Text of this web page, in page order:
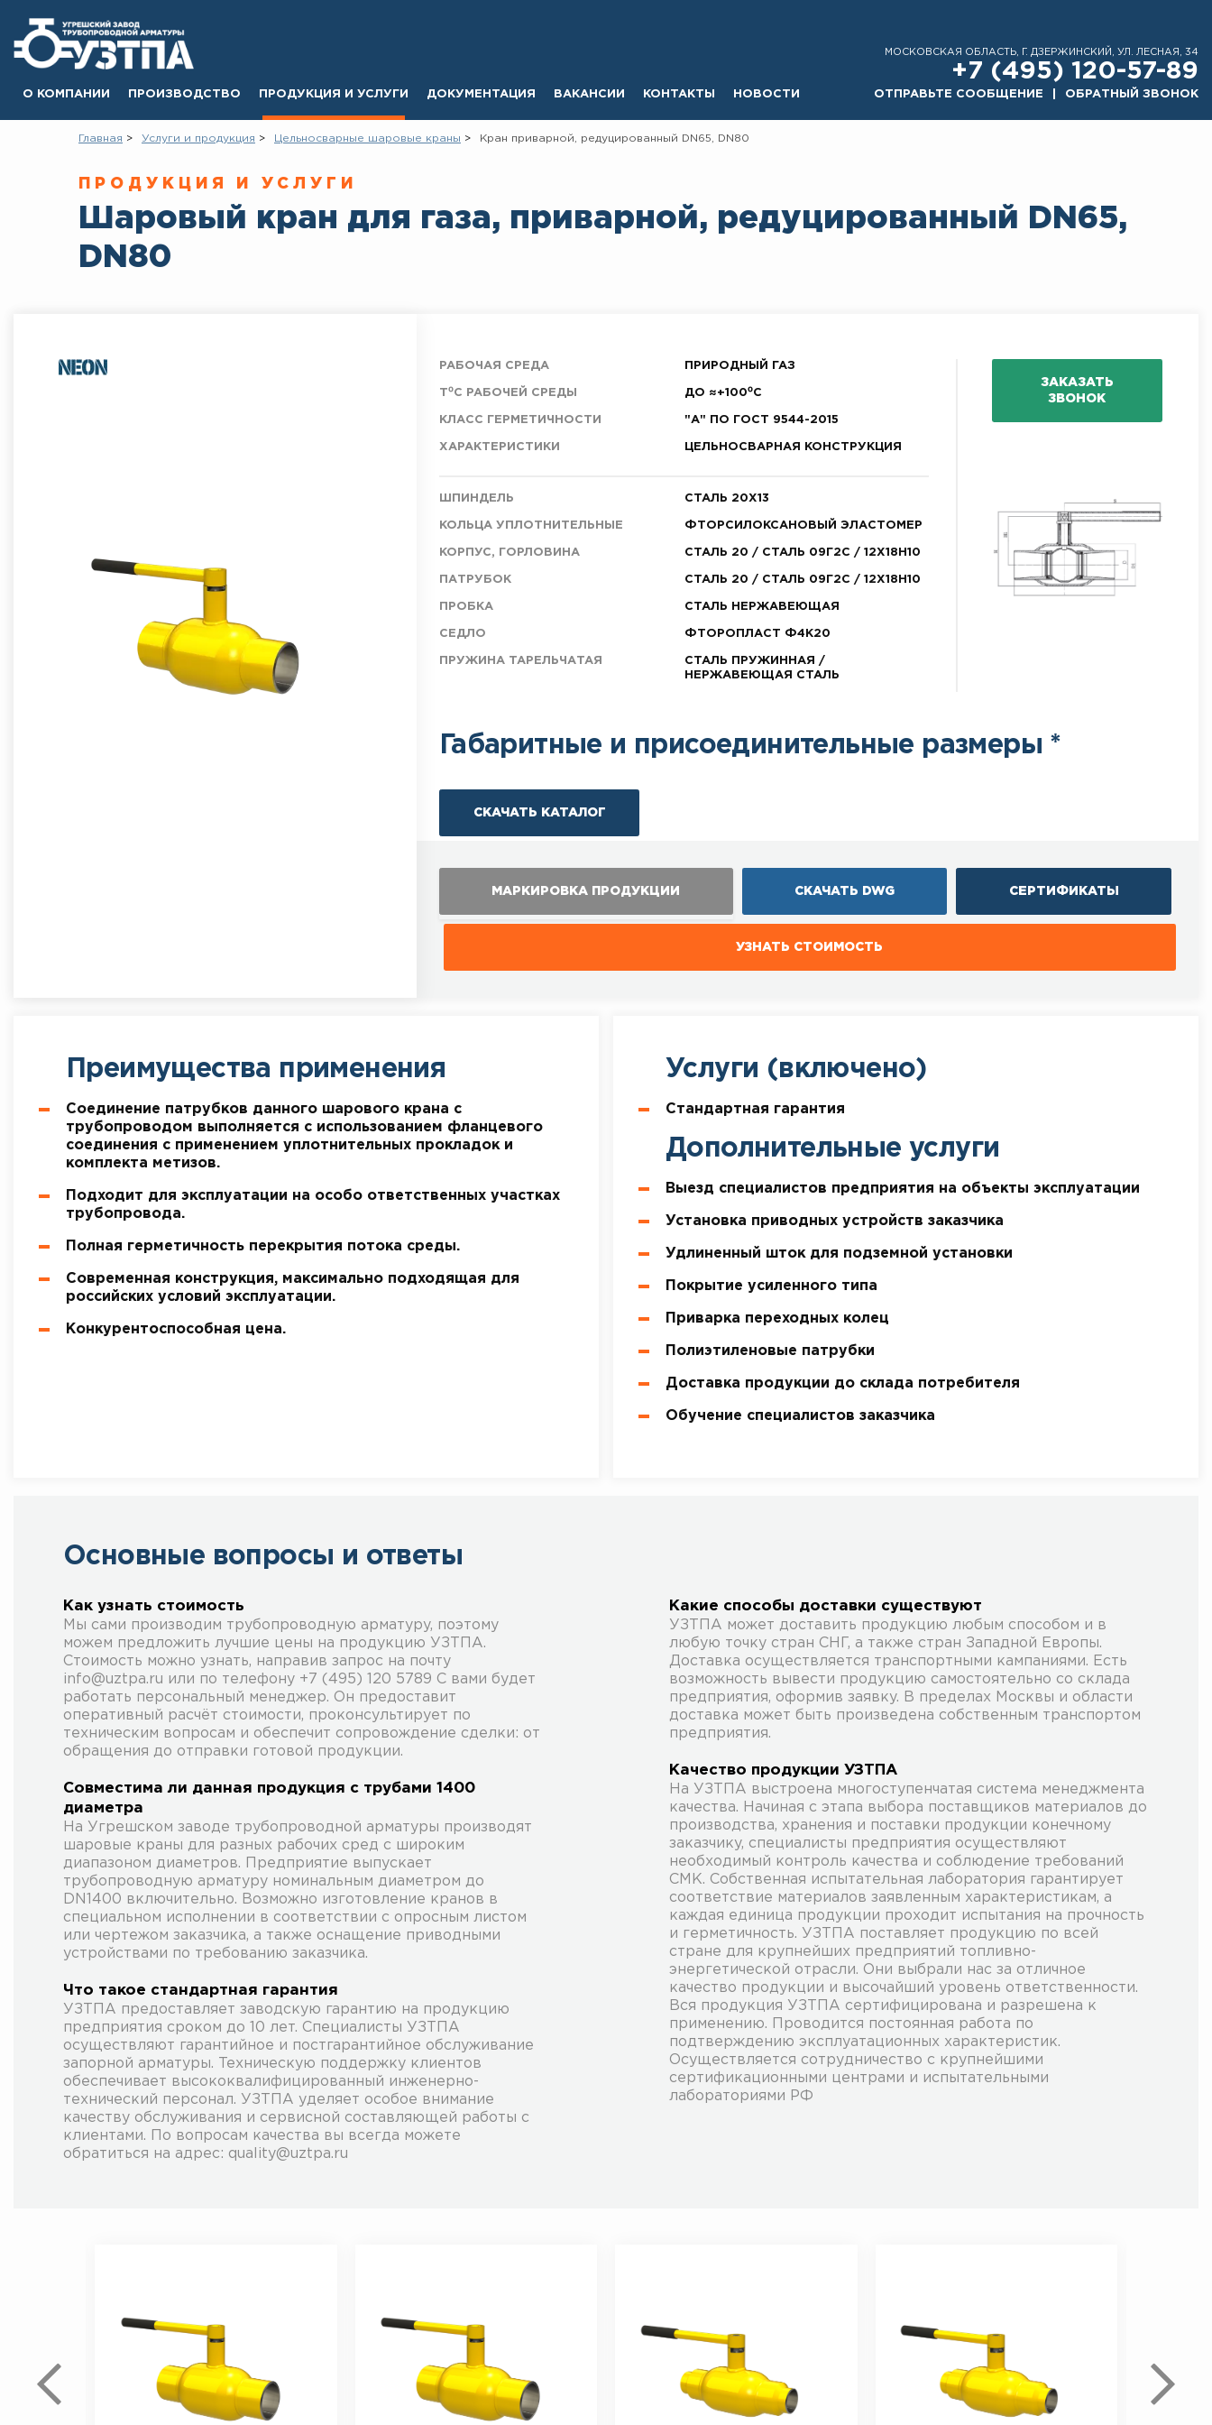
О КОМПАНИИ ПРОИЗВОДСТВО ПРОДУКЦИЯ И УСЛУГИ ДОКУМЕНТАЦИЯ ВАКАНСИИ КОНТАКТЫ НОВОСТИ
МОСКОВСКАЯ ОБЛАСТЬ, Г. ДЗЕРЖИНСКИЙ, УЛ. ЛЕСНАЯ, 34
+7 (495) 120-57-89
ОТПРАВЬТЕ СООБЩЕНИЕ ОБРАТНЫЙ ЗВОНОК
Главная Услуги и продукция Цельносварные шаровые краны Кран приварной, редуцированный DN65, DN80
ПРОДУКЦИЯ И УСЛУГИ
Шаровый кран для газа, приварной, редуцированный DN65,
DN80
РАБОЧАЯ СРЕДА ПРИРОДНЫЙ ГАЗ
T⁰C РАБОЧЕЙ СРЕДЫ ДО ≈+100⁰С
КЛАСС ГЕРМЕТИЧНОСТИ "А" ПО ГОСТ 9544-2015
ХАРАКТЕРИСТИКИ ЦЕЛЬНОСВАРНАЯ КОНСТРУКЦИЯ
ШПИНДЕЛЬ СТАЛЬ 20Х13
КОЛЬЦА УПЛОТНИТЕЛЬНЫЕ ФТОРСИЛОКСАНОВЫЙ ЭЛАСТОМЕР
КОРПУС, ГОРЛОВИНА СТАЛЬ 20 / СТАЛЬ 09Г2С / 12Х18Н10
ПАТРУБОК СТАЛЬ 20 / СТАЛЬ 09Г2С / 12Х18Н10
ПРОБКА СТАЛЬ НЕРЖАВЕЮЩАЯ
СЕДЛО ФТОРОПЛАСТ Ф4К20
ПРУЖИНА ТАРЕЛЬЧАТАЯ
СТАЛЬ ПРУЖИННАЯ /
НЕРЖАВЕЮЩАЯ СТАЛЬ
ЗАКАЗАТЬ
ЗВОНОК
Габаритные и присоединительные размеры *
СКАЧАТЬ КАТАЛОГ
МАРКИРОВКА ПРОДУКЦИИ СКАЧАТЬ DWG СЕРТИФИКАТЫ
УЗНАТЬ СТОИМОСТЬ
Преимущества применения
Соединение патрубков данного шарового крана с
трубопроводом выполняется с использованием фланцевого
соединения с применением уплотнительных прокладок и
комплекта метизов.
Подходит для эксплуатации на особо ответственных участках
трубопровода.
Полная герметичность перекрытия потока среды.
Современная конструкция, максимально подходящая для
российских условий эксплуатации.
Конкурентоспособная цена.
Услуги (включено)
Стандартная гарантия
Дополнительные услуги
Выезд специалистов предприятия на объекты эксплуатации
Установка приводных устройств заказчика
Удлиненный шток для подземной установки
Покрытие усиленного типа
Приварка переходных колец
Полиэтиленовые патрубки
Доставка продукции до склада потребителя
Обучение специалистов заказчика
Основные вопросы и ответы
Как узнать стоимость
Мы сами производим трубопроводную арматуру, поэтому
можем предложить лучшие цены на продукцию УЗТПА.
Стоимость можно узнать, направив запрос на почту
info@uztpa.ru или по телефону +7 (495) 120 5789 С вами будет
работать персональный менеджер. Он предоставит
оперативный расчёт стоимости, проконсультирует по
техническим вопросам и обеспечит сопровождение сделки: от
обращения до отправки готовой продукции.
Совместима ли данная продукция с трубами 1400
диаметра
На Угрешском заводе трубопроводной арматуры производят
шаровые краны для разных рабочих сред с широким
диапазоном диаметров. Предприятие выпускает
трубопроводную арматуру номинальным диаметром до
DN1400 включительно. Возможно изготовление кранов в
специальном исполнении в соответствии с опросным листом
или чертежом заказчика, а также оснащение приводными
устройствами по требованию заказчика.
Что такое стандартная гарантия
УЗТПА предоставляет заводскую гарантию на продукцию
предприятия сроком до 10 лет. Специалисты УЗТПА
осуществляют гарантийное и постгарантийное обслуживание
запорной арматуры. Техническую поддержку клиентов
обеспечивает высококвалифицированный инженерно-
технический персонал. УЗТПА уделяет особое внимание
качеству обслуживания и сервисной составляющей работы с
клиентами. По вопросам качества вы всегда можете
обратиться на адрес: quality@uztpa.ru
Какие способы доставки существуют
УЗТПА может доставить продукцию любым способом и в
любую точку стран СНГ, а также стран Западной Европы.
Доставка осуществляется транспортными кампаниями. Есть
возможность вывести продукцию самостоятельно со склада
предприятия, оформив заявку. В пределах Москвы и области
доставка может быть произведена собственным транспортом
предприятия.
Качество продукции УЗТПА
На УЗТПА выстроена многоступенчатая система менеджмента
качества. Начиная с этапа выбора поставщиков материалов до
производства, хранения и поставки продукции конечному
заказчику, специалисты предприятия осуществляют
необходимый контроль качества и соблюдение требований
СМК. Собственная испытательная лаборатория гарантирует
соответствие материалов заявленным характеристикам, а
каждая единица продукции проходит испытания на прочность
и герметичность. УЗТПА поставляет продукцию по всей
стране для крупнейших предприятий топливно-
энергетической отрасли. Они выбрали нас за отличное
качество продукции и высочайший уровень ответственности.
Вся продукция УЗТПА сертифицирована и разрешена к
применению. Проводится постоянная работа по
подтверждению эксплуатационных характеристик.
Осуществляется сотрудничество с крупнейшими
сертификационными центрами и испытательными
лабораториями РФ